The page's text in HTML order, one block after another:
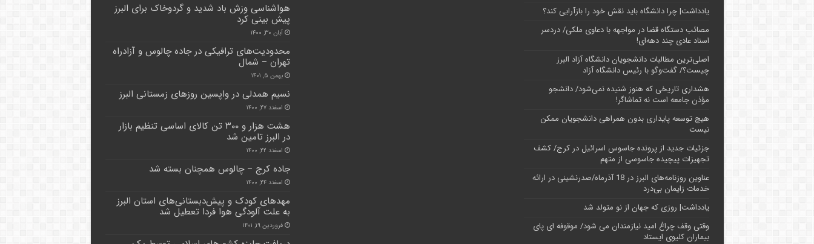
یادداشت| چرا دانشگاه باید نقش خود را بازآرایی کند؟
مصائب دستگاه قضا در مواجهه با دعاوی ملکی/ دردسر
اسناد عادی چند‌ دهه‌ای!
اصلی‌ترین مطالبات دانشجویان دانشگاه آزاد البرز
چیست؟/ گفت‌وگو با رئیس دانشگاه آز‌اد
هشداری تاریخی که هنوز شنیده نمی‌شود/ دانشجو
مؤذن جامعه است نه تماشاگر!
هیچ توسعه پایداری بدون همراهی دانشجویان ممکن
نیست
جزئیات جدید از پرونده جاسوس اسرائیل در کرج/‌ کشف
تجهیزات پیچیده جاسوسی از متهم
عناوین روزنامه‌های البرز در ‌18 آذرماه/صدرنشینی در ارائه
خدمات زایمان بی‌درد
یادداشت| روزی که جهان از نو متولد شد
وقتی وقف چراغ امید نیازمندان می شود/ موقوفه ای پای
بیماران کلیوی ایستاد
هواشناسی وزش باد شدید و گردوخاک برای البرز
پیش بینی کرد
آبان ۳۰, ۱۴۰۰
محدودیت‌های ترافیکی در جاده چالوس و آزادراه
تهران – شمال
بهمن ۵, ۱۴۰۱
نسیم همدلی در واپسین روزهای زمستانی البرز
اسفند ۲۷, ۱۴۰۰
هشت هزار و ۳۰۰ تن کالای اساسی تنظیم بازار
در البرز تامین شد
اسفند ۲۲, ۱۴۰۰
جاده کرج – چالوس همچنان بسته شد
اسفند ۲۴, ۱۴۰۰
مهدهای کودک و پیش‌دبستانی‌های استان البرز
به علت آلودگی هوا فردا تعطیل شد
فروردین ۱۹, ۱۴۰۱